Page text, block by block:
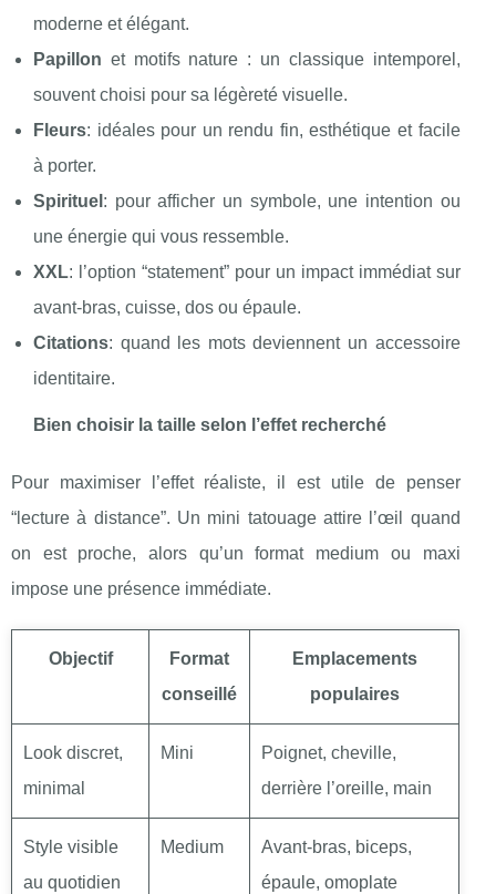
moderne et élégant.
Papillon et motifs nature : un classique intemporel,
souvent choisi pour sa légèreté visuelle.
Fleurs: idéales pour un rendu fin, esthétique et facile
à porter.
Spirituel : pour afficher un symbole, une intention ou
une énergie qui vous ressemble.
XXL: l’option “statement” pour un impact immédiat sur
avant-bras, cuisse, dos ou épaule.
Citations: quand les mots deviennent un accessoire
identitaire.
Bien choisir la taille selon l’effet recherché
Pour maximiser l’effet réaliste, il est utile de penser
“lecture à distance”. Un mini tatouage attire l’œil quand
on est proche, alors qu’un format medium ou maxi
impose une présence immédiate.
Objectif
Format
conseillé
Emplacements
populaires
Look discret,
minimal
Mini
Poignet, cheville,
derrière l’oreille, main
Style visible
au quotidien
Medium
Avant-bras, biceps,
épaule, omoplate